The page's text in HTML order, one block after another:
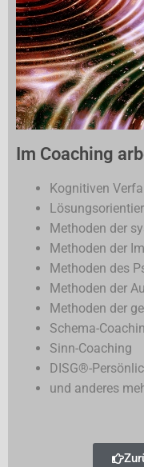
Im Coaching
Kognitiven
Methoden der
Methoden der
Methoden des
Methoden der
Methoden der
Schema-
Sinn-Coaching
DISG®-
und anderes